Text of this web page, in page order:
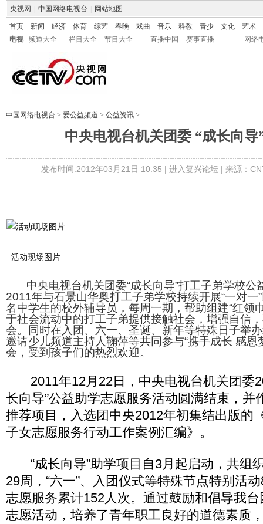
央视网 中国网络电视台 网站地图
首页 新闻 经济 体育 综艺 春晚 戏曲 音乐 科教 青少 文化
艺术
电视
频道大全 栏目大全 节目大全 直播中国 赛事直播 网络
中国网络电视台 > 爱公益频道 > 公益资讯 >
中央电视台机关团委 “成长向导
发布时间:2012年03月21日 10:35 | 进入复兴论坛| 来源：
活动现场图片
中央电视台机关团委“成长向导”打工子弟学校公
2011年与石景山华奥打工子弟学校持续开展“一对一
名中学生的校外辅导员，每周一期，帮助组建“红领
于社会流动中的打工子弟提供接触社会，增强自信
会。同时在入团、六一、圣诞、新年等特殊日子举
邀请少儿频道主持人鞠萍等共同参与“携手成长 感恩
会，受到孩子们的热烈欢迎。
2011年12月22日，中央电视台机关团委
长向导”公益助学志愿服务活动圆满结束，并
推荐项目，入选团中央2012年初集结出版的
子女志愿服务行动工作案例汇编》。
“成长向导”助学项目自3月起启动，共组
29周，“六一”、入团仪式等特殊节点特别活
志愿服务累计152人次。通过鼓励和倡导我
志愿活动，培养了青年职工良好的道德素质